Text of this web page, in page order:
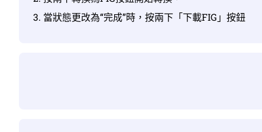
3. 當狀態更改為“完成”時，按兩下「下載FIG」按鈕